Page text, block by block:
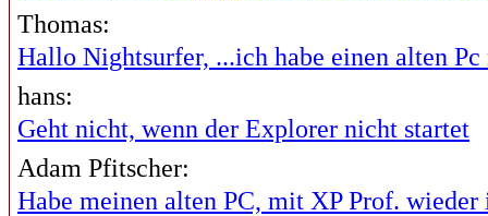
Thomas:
Hallo Nightsurfer, ...ich habe einen alten Pc
hans:
Geht nicht, wenn der Explorer nicht startet
Adam Pfitscher:
Habe meinen alten PC, mit XP Prof. wieder